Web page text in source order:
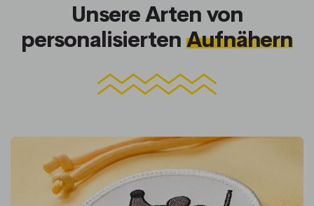
Unsere Arten von
personalisierten Aufnähern